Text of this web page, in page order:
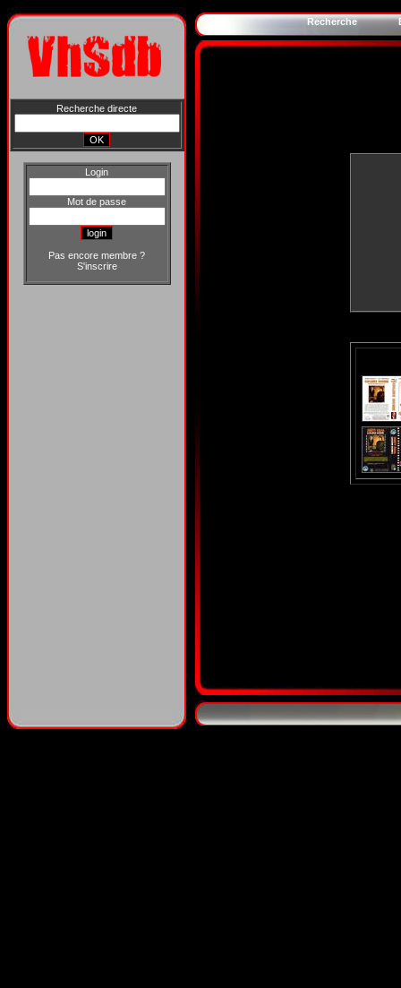
Recherche directe
Login
Mot de passe
Pas encore membre ?
S'inscrire
Recherche